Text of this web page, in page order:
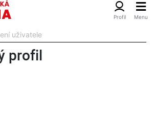
uživatele
profil